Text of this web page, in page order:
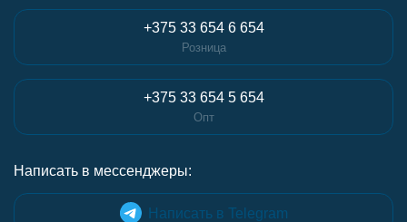
+375 33 654 6 654
Розница
+375 33 654 5 654
Опт
Написать в мессенджеры:
Написать в Telegram